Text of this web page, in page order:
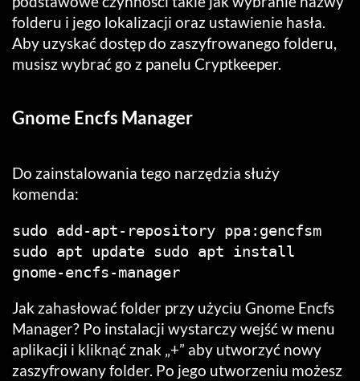
folderu i jego lokalizacji oraz ustawienie hasła.
Aby uzyskać dostęp do zaszyfrowanego folderu,
musisz wybrać go z panelu Cryptkeeper.
Gnome Encfs Manager
Do zainstalowania tego narzędzia służy
komenda:
sudo add-apt-repository ppa:gencfsm
sudo apt update sudo apt install
gnome-encfs-manager
Jak zahasłować folder przy użyciu Gnome Encfs
Manager? Po instalacji wystarczy wejść w menu
aplikacji i kliknąć znak „+” aby utworzyć nowy
zaszyfrowany folder. Po jego utworzeniu możesz